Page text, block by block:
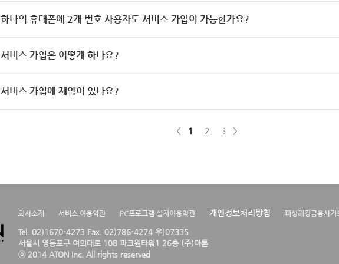
하나의 휴대폰에 2개 번호 사용자도 서비스 가입이 가능한가요?
서비스 가입은 어떻게 하나요?
서비스 가입에 제약이 있나요?
< 1 2 3 >
회사소개 서비스 이용약관 PC프로그램 설치이용약관 개인정보처리방침 피싱해킹금융사기
Tel. 02)1670-4273 Fax. 02)786-4274 우)07335
서울시 영등포구 여의대로 108 파크원타워1 26층 (주)아톤
ⓒ 2014 ATON Inc. All rights reserved